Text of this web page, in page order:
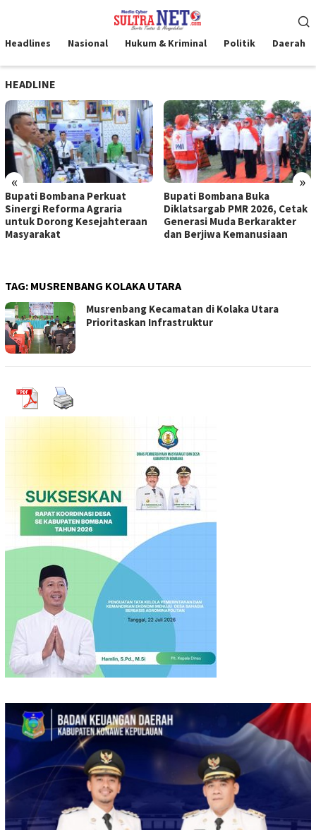
kontenMobile
Headlines Nasional Hukum & Kriminal Politik Daerah
HEADLINE
« »
Bupati Bombana Perkuat
Sinergi Reforma Agraria
untuk Dorong Kesejahteraan
Masyarakat
Bupati Bombana Buka
Diklatsargab PMR 2026, Cetak
Generasi Muda Berkarakter
dan Berjiwa Kemanusiaan
TAG: MUSRENBANG KOLAKA UTARA
Musrenbang Kecamatan di Kolaka Utara
Prioritaskan Infrastruktur